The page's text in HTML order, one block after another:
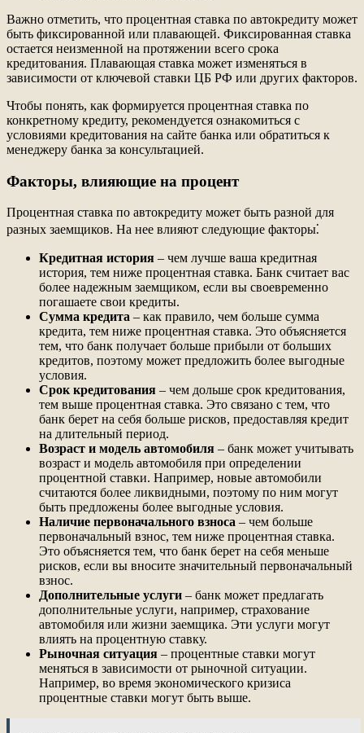
Важно отметить, что процентная ставка по автокредиту может
быть фиксированной или плавающей. Фиксированная ставка
остается неизменной на протяжении всего срока
кредитования. Плавающая ставка может изменяться в
зависимости от ключевой ставки ЦБ РФ или других факторов.
Чтобы понять, как формируется процентная ставка по
конкретному кредиту, рекомендуется ознакомиться с
условиями кредитования на сайте банка или обратиться к
менеджеру банка за консультацией.
Факторы, влияющие на процент
Процентная ставка по автокредиту может быть разной для
разных заемщиков. На нее влияют следующие факторы⁚
Кредитная история – чем лучше ваша кредитная
история, тем ниже процентная ставка. Банк считает вас
более надежным заемщиком, если вы своевременно
погашаете свои кредиты.
Сумма кредита – как правило, чем больше сумма
кредита, тем ниже процентная ставка. Это объясняется
тем, что банк получает больше прибыли от больших
кредитов, поэтому может предложить более выгодные
условия.
Срок кредитования – чем дольше срок кредитования,
тем выше процентная ставка. Это связано с тем, что
банк берет на себя больше рисков, предоставляя кредит
на длительный период.
Возраст и модель автомобиля – банк может учитывать
возраст и модель автомобиля при определении
процентной ставки. Например, новые автомобили
считаются более ликвидными, поэтому по ним могут
быть предложены более выгодные условия.
Наличие первоначального взноса – чем больше
первоначальный взнос, тем ниже процентная ставка.
Это объясняется тем, что банк берет на себя меньше
рисков, если вы вносите значительный первоначальный
взнос.
Дополнительные услуги – банк может предлагать
дополнительные услуги, например, страхование
автомобиля или жизни заемщика. Эти услуги могут
влиять на процентную ставку.
Рыночная ситуация – процентные ставки могут
меняться в зависимости от рыночной ситуации.
Например, во время экономического кризиса
процентные ставки могут быть выше.